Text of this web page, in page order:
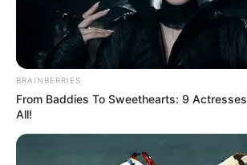
DESTAQUES DO MÊS
Prefeitura realiza a maior
história...
Agente de Saúde é
visitas que nunca
BRAINBERRIES
From Baddies To Sweethearts: 9
All!